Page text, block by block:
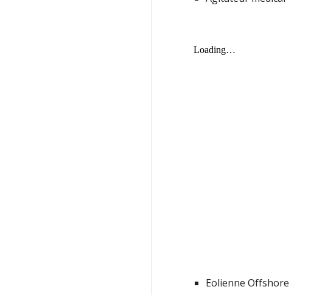
Eolienne Offshore